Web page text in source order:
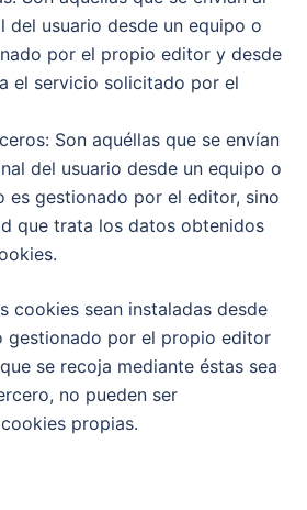
del usuario desde un equipo o
por el propio editor y desde
el servicio solicitado por el
: Son aquéllas que se envían
del usuario desde un equipo o
es gestionado por el editor, sino
que trata los datos obtenidos
cookies sean instaladas desde
gestionado por el propio editor
se recoja mediante éstas sea
no pueden ser
propias.